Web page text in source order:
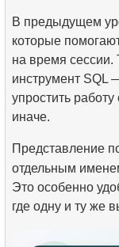
В предыдущем
которые
на время сессии.
инструмент SQL
упростить
иначе.
Представление
отдельным
Это особенно
где одну и ту же